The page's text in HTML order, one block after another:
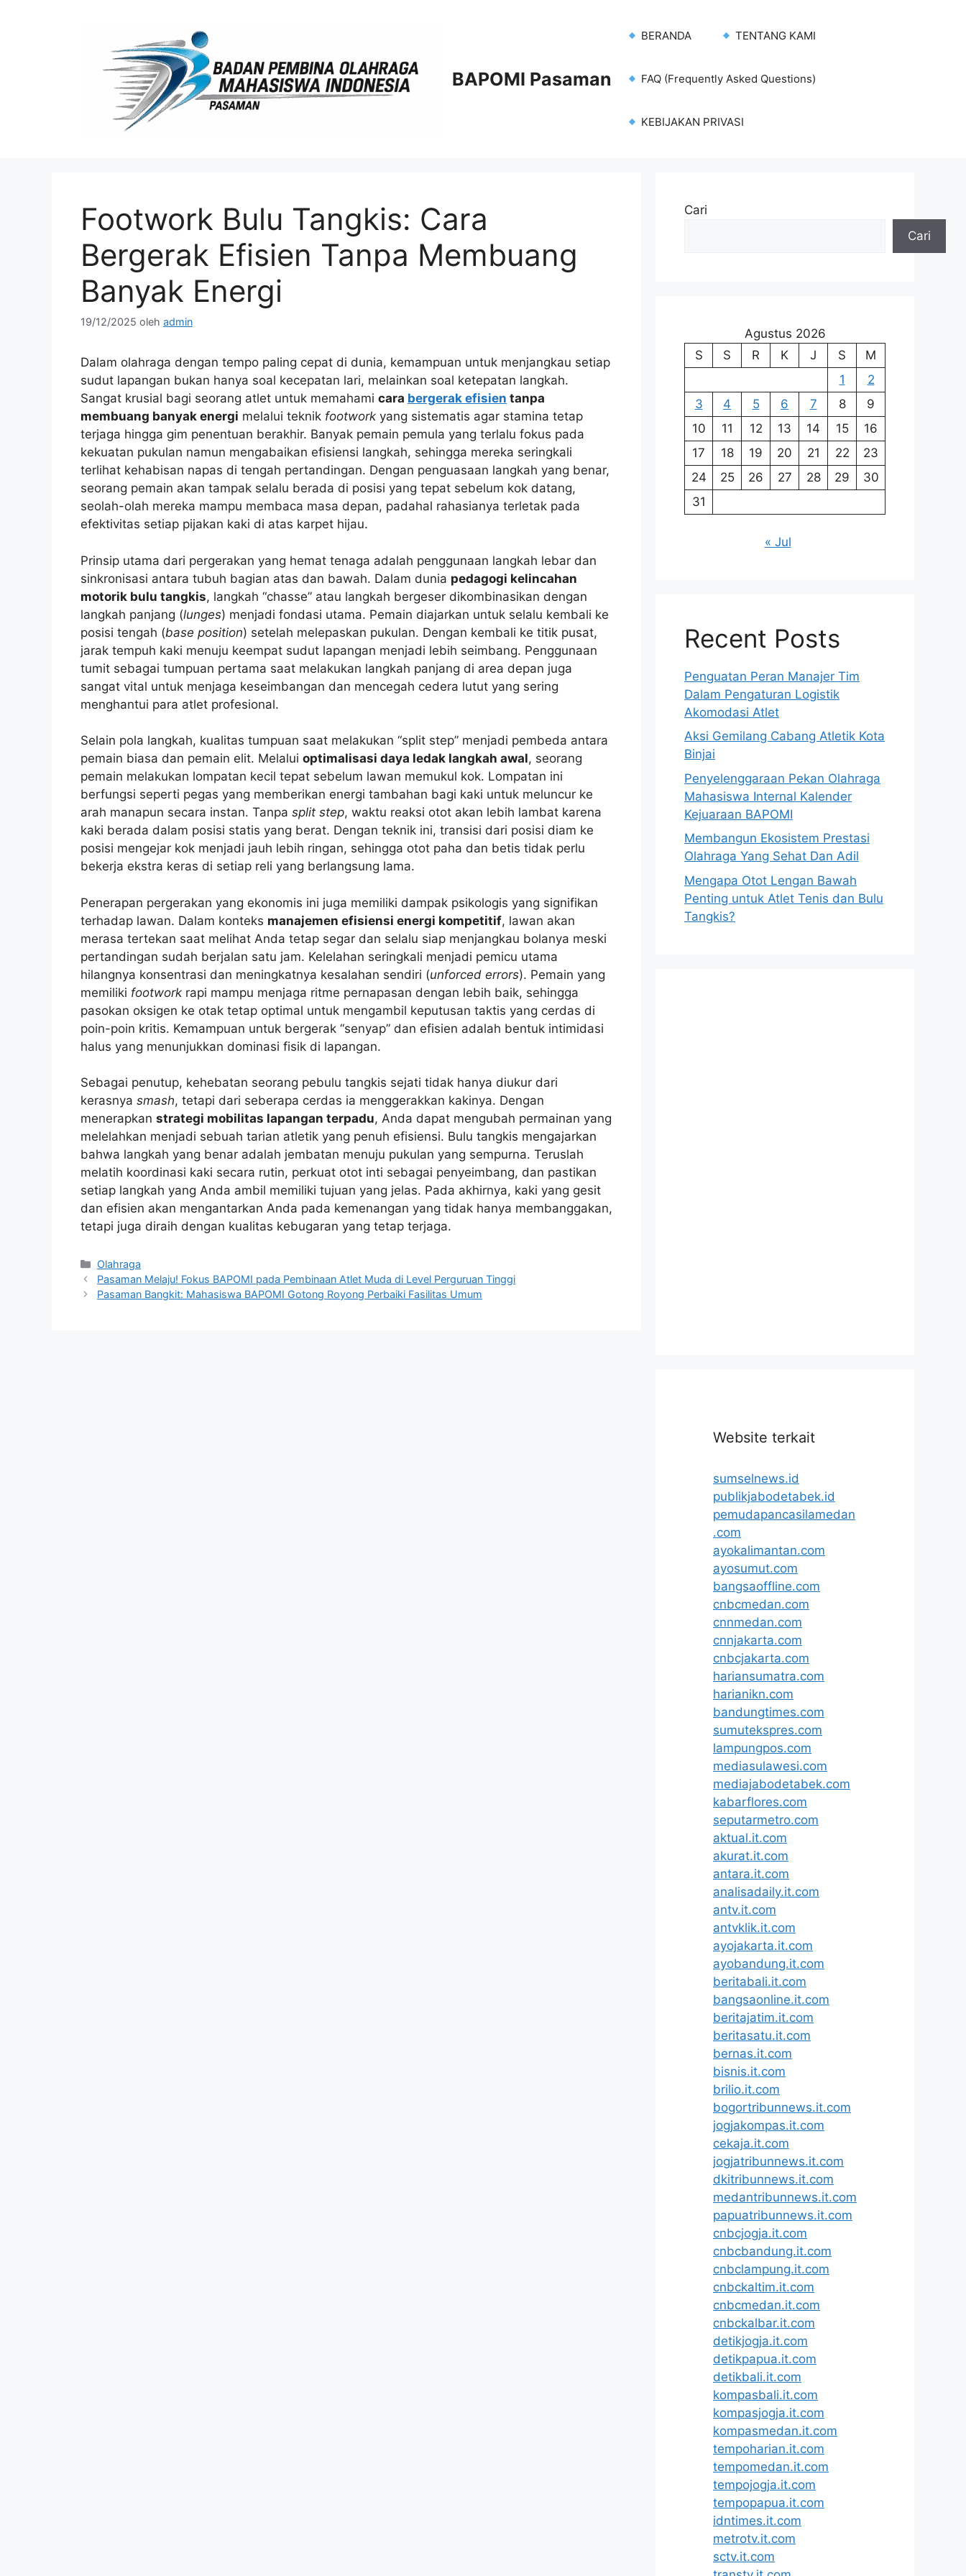
BAPOMI Pasaman
BERANDA TENTANG KAMI
FAQ (Frequently Asked Questions)
KEBIJAKAN PRIVASI
Footwork Bulu Tangkis: Cara
Bergerak Efisien Tanpa Membuang
Banyak Energi
19/12/2025 oleh admin
Dalam olahraga dengan tempo paling cepat di dunia, kemampuan untuk menjangkau setiap
sudut lapangan bukan hanya soal kecepatan lari, melainkan soal ketepatan langkah.
Sangat krusial bagi seorang atlet untuk memahami cara bergerak efisien tanpa
membuang banyak energi melalui teknik footwork yang sistematis agar stamina tetap
terjaga hingga gim penentuan berakhir. Banyak pemain pemula yang terlalu fokus pada
kekuatan pukulan namun mengabaikan efisiensi langkah, sehingga mereka seringkali
terlihat kehabisan napas di tengah pertandingan. Dengan penguasaan langkah yang benar,
seorang pemain akan tampak selalu berada di posisi yang tepat sebelum kok datang,
seolah-olah mereka mampu membaca masa depan, padahal rahasianya terletak pada
efektivitas setiap pijakan kaki di atas karpet hijau.
Prinsip utama dari pergerakan yang hemat tenaga adalah penggunaan langkah lebar dan
sinkronisasi antara tubuh bagian atas dan bawah. Dalam dunia pedagogi kelincahan
motorik bulu tangkis, langkah “chasse” atau langkah bergeser dikombinasikan dengan
langkah panjang (lunges) menjadi fondasi utama. Pemain diajarkan untuk selalu kembali ke
posisi tengah (base position) setelah melepaskan pukulan. Dengan kembali ke titik pusat,
jarak tempuh kaki menuju keempat sudut lapangan menjadi lebih seimbang. Penggunaan
tumit sebagai tumpuan pertama saat melakukan langkah panjang di area depan juga
sangat vital untuk menjaga keseimbangan dan mencegah cedera lutut yang sering
menghantui para atlet profesional.
Selain pola langkah, kualitas tumpuan saat melakukan “split step” menjadi pembeda antara
pemain biasa dan pemain elit. Melalui optimalisasi daya ledak langkah awal, seorang
pemain melakukan lompatan kecil tepat sebelum lawan memukul kok. Lompatan ini
berfungsi seperti pegas yang memberikan energi tambahan bagi kaki untuk meluncur ke
arah manapun secara instan. Tanpa split step, waktu reaksi otot akan lebih lambat karena
kaki berada dalam posisi statis yang berat. Dengan teknik ini, transisi dari posisi diam ke
posisi mengejar kok menjadi jauh lebih ringan, sehingga otot paha dan betis tidak perlu
bekerja ekstra keras di setiap reli yang berlangsung lama.
Penerapan pergerakan yang ekonomis ini juga memiliki dampak psikologis yang signifikan
terhadap lawan. Dalam konteks manajemen efisiensi energi kompetitif, lawan akan
merasa tertekan saat melihat Anda tetap segar dan selalu siap menjangkau bolanya meski
pertandingan sudah berjalan satu jam. Kelelahan seringkali menjadi pemicu utama
hilangnya konsentrasi dan meningkatnya kesalahan sendiri (unforced errors). Pemain yang
memiliki footwork rapi mampu menjaga ritme pernapasan dengan lebih baik, sehingga
pasokan oksigen ke otak tetap optimal untuk mengambil keputusan taktis yang cerdas di
poin-poin kritis. Kemampuan untuk bergerak “senyap” dan efisien adalah bentuk intimidasi
halus yang menunjukkan dominasi fisik di lapangan.
Sebagai penutup, kehebatan seorang pebulu tangkis sejati tidak hanya diukur dari
kerasnya smash, tetapi dari seberapa cerdas ia menggerakkan kakinya. Dengan
menerapkan strategi mobilitas lapangan terpadu, Anda dapat mengubah permainan yang
melelahkan menjadi sebuah tarian atletik yang penuh efisiensi. Bulu tangkis mengajarkan
bahwa langkah yang benar adalah jembatan menuju pukulan yang sempurna. Teruslah
melatih koordinasi kaki secara rutin, perkuat otot inti sebagai penyeimbang, dan pastikan
setiap langkah yang Anda ambil memiliki tujuan yang jelas. Pada akhirnya, kaki yang gesit
dan efisien akan mengantarkan Anda pada kemenangan yang tidak hanya membanggakan,
tetapi juga diraih dengan kualitas kebugaran yang tetap terjaga.
Kategori
Olahraga
Pasaman Melaju! Fokus BAPOMI pada Pembinaan Atlet Muda di Level Perguruan Tinggi
Pasaman Bangkit: Mahasiswa BAPOMI Gotong Royong Perbaiki Fasilitas Umum
Cari
Cari
Agustus 2026
S
S R K J S
M
1
2
3
4 5 6 7 8
9
10
11 12 13 14 15
16
17
18 19 20 21 22
23
24
25 26 27 28 29
30
31
« Jul
Recent Posts
Penguatan Peran Manajer Tim
Dalam Pengaturan Logistik
Akomodasi Atlet
Aksi Gemilang Cabang Atletik Kota
Binjai
Penyelenggaraan Pekan Olahraga
Mahasiswa Internal Kalender
Kejuaraan BAPOMI
Membangun Ekosistem Prestasi
Olahraga Yang Sehat Dan Adil
Mengapa Otot Lengan Bawah
Penting untuk Atlet Tenis dan Bulu
Tangkis?
Website terkait
sumselnews.id
publikjabodetabek.id
pemudapancasilamedan
.com
ayokalimantan.com
ayosumut.com
bangsaoffline.com
cnbcmedan.com
cnnmedan.com
cnnjakarta.com
cnbcjakarta.com
hariansumatra.com
harianikn.com
bandungtimes.com
sumutekspres.com
lampungpos.com
mediasulawesi.com
mediajabodetabek.com
kabarflores.com
seputarmetro.com
aktual.it.com
akurat.it.com
antara.it.com
analisadaily.it.com
antv.it.com
antvklik.it.com
ayojakarta.it.com
ayobandung.it.com
beritabali.it.com
bangsaonline.it.com
beritajatim.it.com
beritasatu.it.com
bernas.it.com
bisnis.it.com
brilio.it.com
bogortribunnews.it.com
jogjakompas.it.com
cekaja.it.com
jogjatribunnews.it.com
dkitribunnews.it.com
medantribunnews.it.com
papuatribunnews.it.com
cnbcjogja.it.com
cnbcbandung.it.com
cnbclampung.it.com
cnbckaltim.it.com
cnbcmedan.it.com
cnbckalbar.it.com
detikjogja.it.com
detikpapua.it.com
detikbali.it.com
kompasbali.it.com
kompasjogja.it.com
kompasmedan.it.com
tempoharian.it.com
tempomedan.it.com
tempojogja.it.com
tempopapua.it.com
idntimes.it.com
metrotv.it.com
sctv.it.com